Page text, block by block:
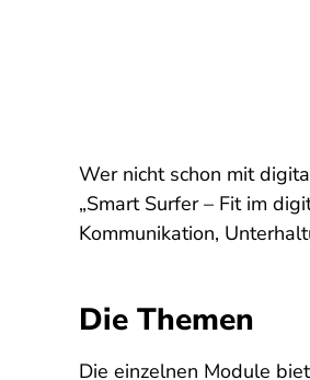
Wer nicht schon mit
„Smart Surfer – Fit im
Kommunikation,
Die Themen
Die einzelnen Module